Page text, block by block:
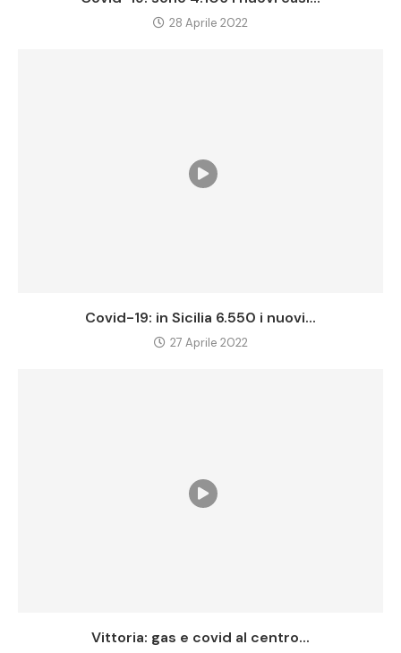
28 Aprile 2022
Covid-19: in Sicilia 6.550 i nuovi...
27 Aprile 2022
Vittoria: gas e covid al centro...